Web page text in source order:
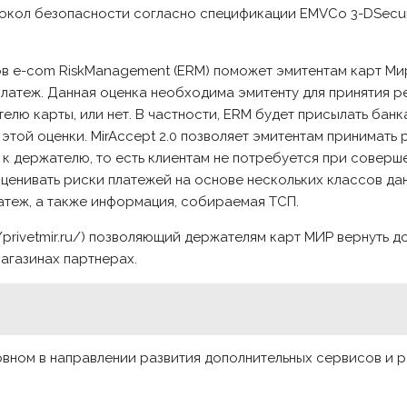
безопасности согласно спецификации EMVCo 3-
e-com RiskManagement (ERM) поможет эмитентам карт
Данная оценка необходима эмитенту для принятия
карты, или нет. В частности, ERM будет присылать
оценки. MirAccept 2.0 позволяет эмитентам
то есть клиентам не потребуется при
риски платежей на основе нескольких классов
а также информация, собираемая ТСП.
) позволяющий держателям карт МИР вернуть до
партнерах.
в направлении развития дополнительных сервисов и